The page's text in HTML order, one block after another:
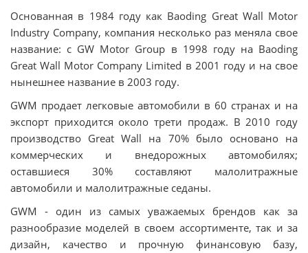
Основанная в 1984 году как Baoding Great Wall Motor
Industry Company, компания несколько раз меняла свое
название: с GW Motor Group в 1998 году на Baoding
Great Wall Motor Company Limited в 2001 году и на свое
нынешнее название в 2003 году.
GWM продает легковые автомобили в 60 странах и на
экспорт приходится около трети продаж. В 2010 году
производство Great Wall на 70% было основано на
коммерческих и внедорожных автомобилях;
оставшиеся 30% составляют малолитражные
автомобили и малолитражные седаны.
GWM - один из самых уважаемых брендов как за
разнообразие моделей в своем ассортименте, так и за
дизайн, качество и прочную финансовую базу,